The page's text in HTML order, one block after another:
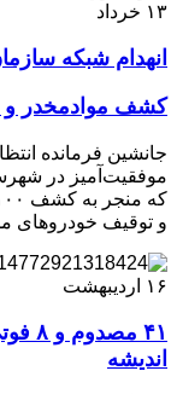
۱۳ خرداد
انهدام شبکه
کشف موادمخدر و
جانشین فرمانده
موفقیت‌آمیز در
و توقیف خودروهای
۱۶ اردیبهشت
۴۱
اندیشه